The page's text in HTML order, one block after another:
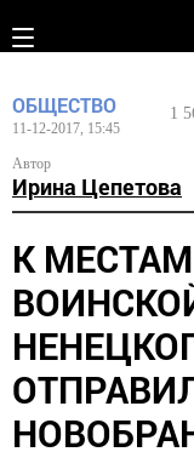
ОБЩЕСТВО
11-12-2017, 15:45
Автор
Ирина Цепетова
1
К